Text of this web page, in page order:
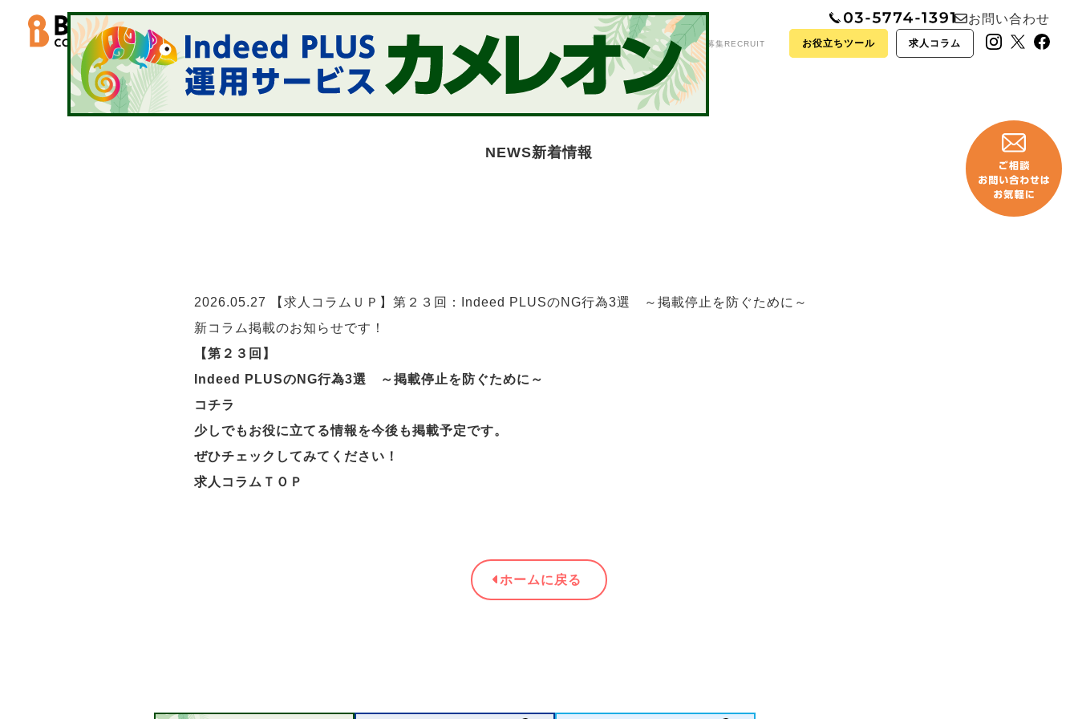
お問い合わせ
事業内容 SERVICE 制作事例 採用データ 会社概要PROFILE スタッフ募集RECRUIT お役立ちツール 求人コラム
NEWS新着情報
2026.05.27
【求人コラムＵＰ】第２３回：Indeed PLUSのNG行為3選 ～掲載停止を防ぐために～
新コラム掲載のお知らせです！
【第２３回】
Indeed PLUSのNG行為3選 ～掲載停止を防ぐために～
コチラ
少しでもお役に立てる情報を今後も掲載予定です。
ぜひチェックしてみてください！
求人コラムＴＯＰ
ホームに戻る